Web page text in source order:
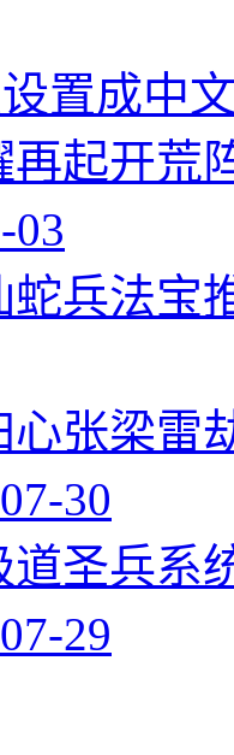
置成中
再起开荒
03
蛇兵法宝
心张梁雷
07-30
道圣兵系
07-29